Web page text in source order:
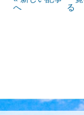
へ
る